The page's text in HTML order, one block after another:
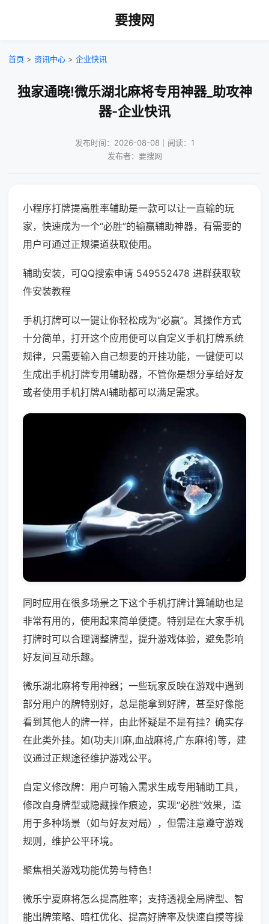
要搜网
首页 > 资讯中心 > 企业快讯
独家通晓!微乐湖北麻将专用神器_助攻神
器-企业快讯
发布时间：2026-08-08｜阅读：1
发布者：要搜网
小程序打牌提高胜率辅助是一款可以让一直输的玩
家，快速成为一个“必胜”的输赢辅助神器，有需要的
用户可通过正规渠道获取使用。
辅助安装，可QQ搜索申请 549552478 进群获取软
件安装教程
手机打牌可以一键让你轻松成为“必赢”。其操作方式
十分简单，打开这个应用便可以自定义手机打牌系统
规律，只需要输入自己想要的开挂功能，一键便可以
生成出手机打牌专用辅助器，不管你是想分享给好友
或者使用手机打牌AI辅助都可以满足需求。
同时应用在很多场景之下这个手机打牌计算辅助也是
非常有用的，使用起来简单便捷。特别是在大家手机
打牌时可以合理调整牌型，提升游戏体验，避免影响
好友间互动乐趣。
微乐湖北麻将专用神器；一些玩家反映在游戏中遇到
部分用户的牌特别好，总是能拿到好牌，甚至好像能
看到其他人的牌一样，由此怀疑是不是有挂？确实存
在此类外挂。如(功夫川麻,血战麻将,广东麻将)等，建
议通过正规途径维护游戏公平。
自定义修改牌：用户可输入需求生成专用辅助工具，
修改自身牌型或隐藏操作痕迹，实现“必胜”效果，适
用于多种场景（如与好友对局），但需注意遵守游戏
规则，维护公平环境。
聚焦相关游戏功能优势与特色！
微乐宁夏麻将怎么提高胜率；支持透视全局牌型、智
能出牌策略、暗杠优化、提高好牌率及快速自摸等操